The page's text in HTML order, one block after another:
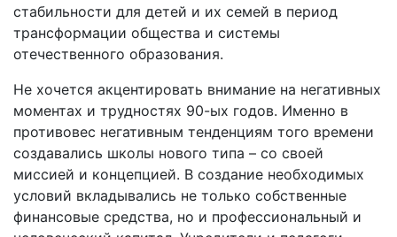
стабильности для детей и их семей в период
трансформации общества и системы
отечественного образования.
Не хочется акцентировать внимание на негативных
моментах и трудностях 90-ых годов. Именно в
противовес негативным тенденциям того времени
создавались школы нового типа – со своей
миссией и концепцией. В создание необходимых
условий вкладывались не только собственные
финансовые средства, но и профессиональный и